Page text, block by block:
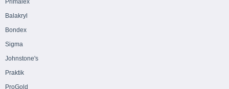
Balakryl
Bondex
Sigma
Johnstone's
Praktik
ProGold